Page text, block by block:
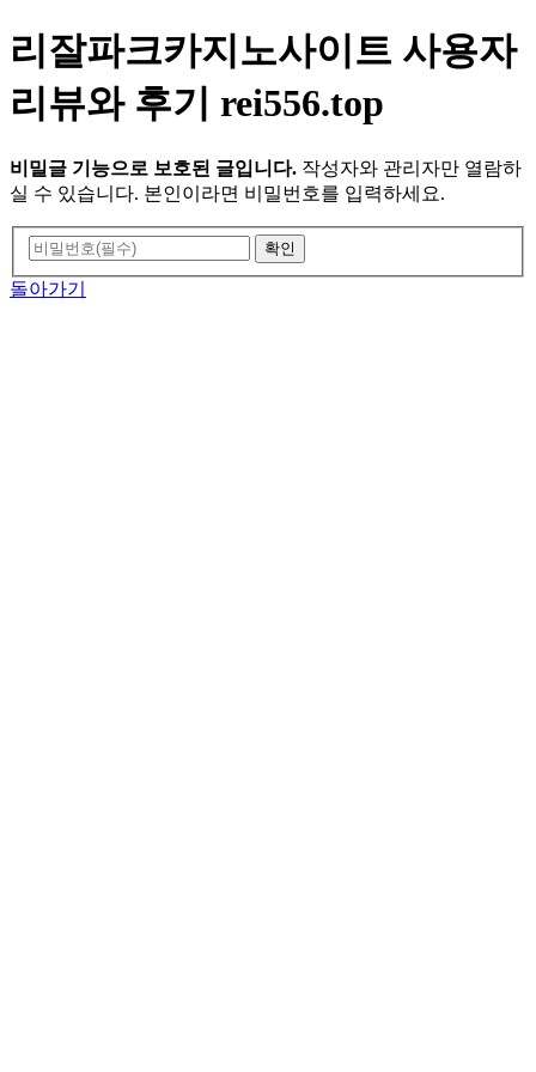
리잘파크카지노사이트 사용자
리뷰와 후기 rei556.top
비밀글 기능으로 보호된 글입니다. 작성자와 관리자만 열람하
실 수 있습니다. 본인이라면 비밀번호를 입력하세요.
돌아가기